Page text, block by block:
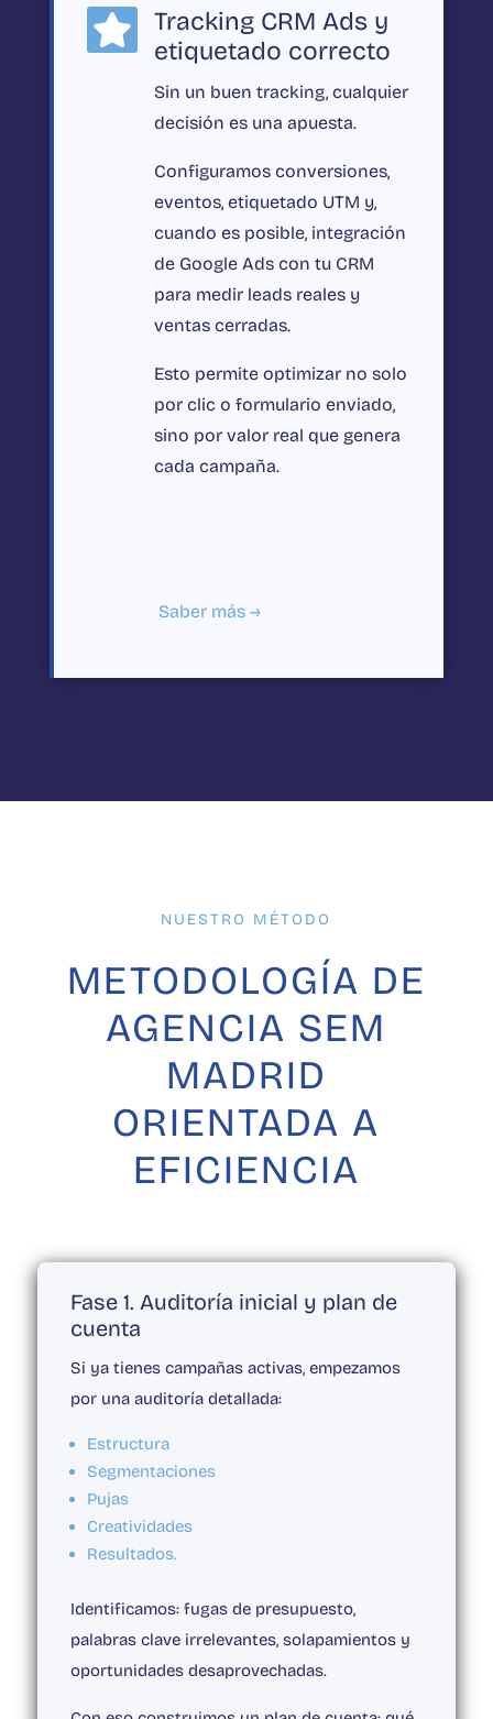

Tracking CRM Ads y
etiquetado correcto
Sin un buen tracking, cualquier
decisión es una apuesta.
Configuramos conversiones,
eventos, etiquetado UTM y,
cuando es posible, integración
de Google Ads con tu CRM
para medir leads reales y
ventas cerradas.
Esto permite optimizar no solo
por clic o formulario enviado,
sino por valor real que genera
cada campaña.
Saber más →
NUESTRO MÉTODO
METODOLOGÍA DE
AGENCIA SEM
MADRID
ORIENTADA A
EFICIENCIA
Fase 1. Auditoría inicial y plan de
cuenta
Si ya tienes campañas activas, empezamos
por una auditoría detallada:
Estructura
Segmentaciones
Pujas
Creatividades
Resultados.
Identificamos: fugas de presupuesto,
palabras clave irrelevantes, solapamientos y
oportunidades desaprovechadas.